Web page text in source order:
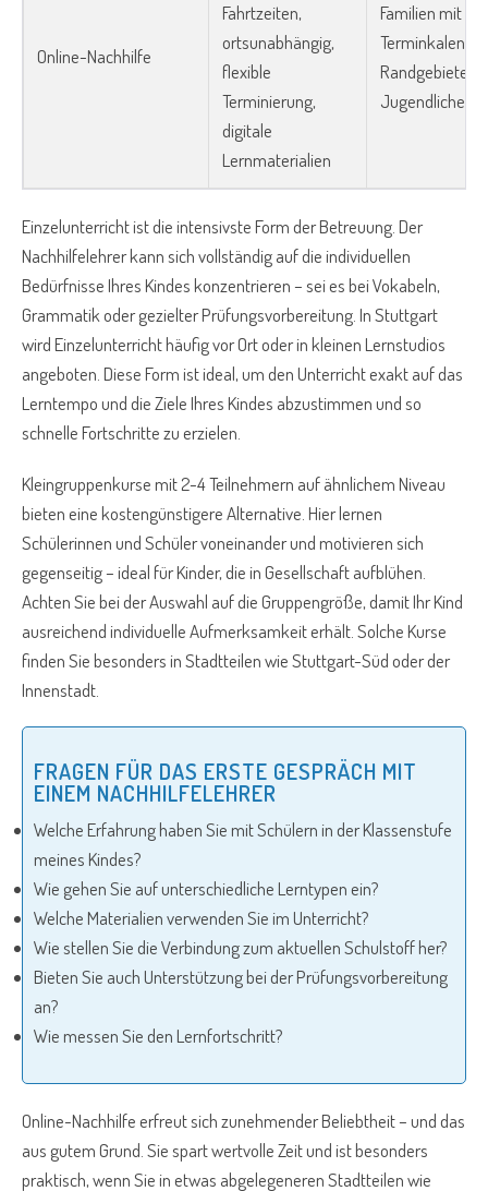
Online-Nachhilfe
Fahrtzeiten,
ortsunabhängig,
flexible
Terminierung,
digitale
Lernmaterialien
Familien mit
Jugendliche
Einzelunterricht ist die intensivste Form der Betreuung. Der
Nachhilfelehrer kann sich vollständig auf die individuellen
Bedürfnisse Ihres Kindes konzentrieren – sei es bei Vokabeln,
Grammatik oder gezielter Prüfungsvorbereitung. In Stuttgart
wird Einzelunterricht häufig vor Ort oder in kleinen Lernstudios
angeboten. Diese Form ist ideal, um den Unterricht exakt auf das
Lerntempo und die Ziele Ihres Kindes abzustimmen und so
schnelle Fortschritte zu erzielen.
Kleingruppenkurse mit 2-4 Teilnehmern auf ähnlichem Niveau
bieten eine kostengünstigere Alternative. Hier lernen
Schülerinnen und Schüler voneinander und motivieren sich
gegenseitig – ideal für Kinder, die in Gesellschaft aufblühen.
Achten Sie bei der Auswahl auf die Gruppengröße, damit Ihr Kind
ausreichend individuelle Aufmerksamkeit erhält. Solche Kurse
finden Sie besonders in Stadtteilen wie Stuttgart-Süd oder der
Innenstadt.
FRAGEN FÜR DAS ERSTE GESPRÄCH MIT
EINEM NACHHILFELEHRER
Welche Erfahrung haben Sie mit Schülern in der Klassenstufe
meines Kindes?
Wie gehen Sie auf unterschiedliche Lerntypen ein?
Welche Materialien verwenden Sie im Unterricht?
Wie stellen Sie die Verbindung zum aktuellen Schulstoff her?
Bieten Sie auch Unterstützung bei der Prüfungsvorbereitung
an?
Wie messen Sie den Lernfortschritt?
Online-Nachhilfe erfreut sich zunehmender Beliebtheit – und das
aus gutem Grund. Sie spart wertvolle Zeit und ist besonders
praktisch, wenn Sie in etwas abgelegeneren Stadtteilen wie